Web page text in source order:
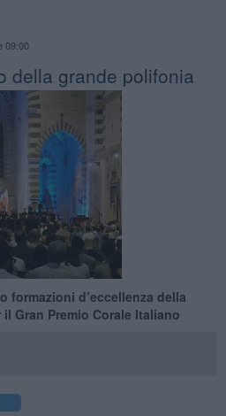
09:00
della grande polifonia
formazioni d’eccellenza della
Gran Premio Corale Italiano